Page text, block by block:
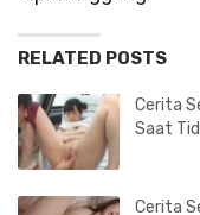
RELATED POSTS
Cerita
Saat
Cerita